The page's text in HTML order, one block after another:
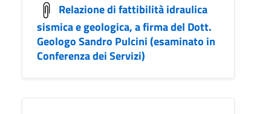
Relazione di fattibilità idraulica
sismica e geologica, a firma del Dott.
Geologo Sandro Pulcini (esaminato in
Conferenza dei Servizi)